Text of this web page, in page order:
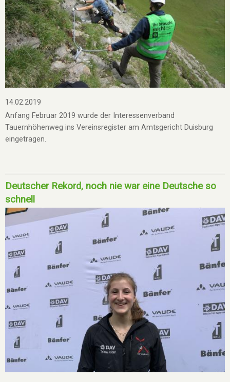
14.02.2019
Anfang Februar 2019 wurde der Interessenverband
Tauernhöhenweg ins Vereinsregister am Amtsgericht Duisburg
eingetragen.
Deutscher Rekord, noch nie war eine Deutsche so
schnell